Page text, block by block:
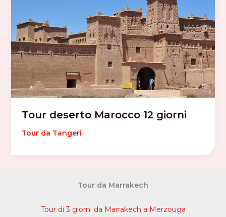
Tour deserto Marocco 12 giorni
Tour da Tangeri
Tour da Marrakech
Tour di 3 giorni da Marrakech a Merzouga